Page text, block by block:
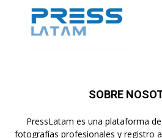
SOBRE
PressLatam es una plataforma
fotografías profesionales y registro